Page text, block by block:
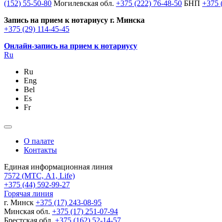
(152) 55-50-80 Могилевская обл. +375 (222) 76-48-50 БНП +375
Запись на прием к нотариусу г. Минска
+375 (29) 114-45-45
Онлайн-запись на прием к нотариусу
Ru
Ru
Eng
Bel
Es
Fr
О палате
Контакты
Единая информационная линия
7572 (МТС, A1, Life)
+375 (44) 592-99-27
Горячая линия
г. Минск +375 (17) 243-08-95
Минская обл. +375 (17) 251-07-94
Брестская обл. +375 (162) 52-14-57